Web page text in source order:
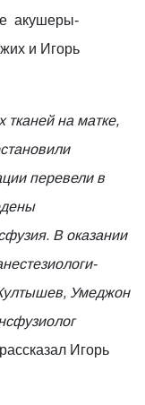
акушеры-
и Игорь
на матке,
перевели в
В оказании
Умеджон
Игорь